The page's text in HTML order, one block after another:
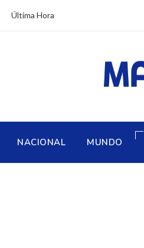
Última Hora
NACIONAL MUNDO